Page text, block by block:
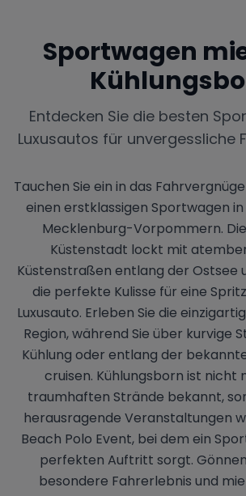
Sportwagen
Entdecken Sie die besten
Luxusautos für unvergessliche
Tauchen Sie ein in das
einen erstklassigen Sportwagen
Mecklenburg-Vorpommern.
Küstenstadt lockt mit
Küstenstraßen entlang der Ostsee
die perfekte Kulisse für eine
Luxusauto. Erleben Sie die
Region, während Sie über kurvige
Kühlung oder entlang der
cruisen. Kühlungsborn ist nicht
traumhaften Strände bekannt,
herausragende Veranstaltungen
Beach Polo Event, bei dem ein
perfekten Auftritt sorgt. Gönnen
besondere Fahrerlebnis und